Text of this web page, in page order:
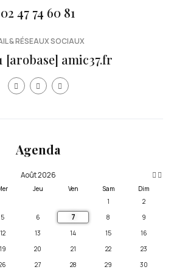
02 47 74 60 81
& RÉSEAUX SOCIAUX
[arobase] amic37.fr
Agenda
Août 2026
Jeu Ven Sam
Dim
1
2
5 6 7 8
9
12 13 14 15
16
19 20 21 22
23
27 28 29
30